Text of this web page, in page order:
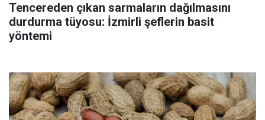
Tencereden çıkan sarmaların dağılmasını
durdurma tüyosu: İzmirli şeflerin basit
yöntemi